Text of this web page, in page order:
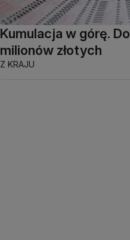
Kumulacja w górę.
milionów złotych
Z KRAJU